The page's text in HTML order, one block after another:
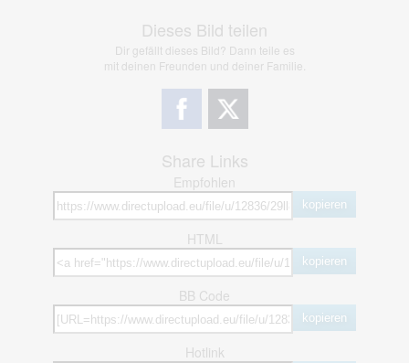
Dieses Bild teilen
Dir gefällt dieses Bild? Dann teile es
mit deinen Freunden und deiner Familie.
Share Links
Empfohlen
kopieren
HTML
kopieren
BB Code
kopieren
Hotlink